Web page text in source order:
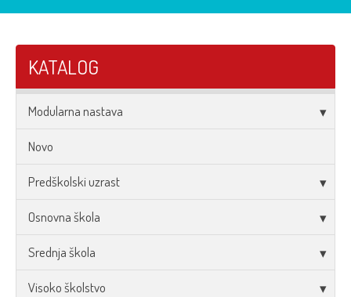
KATALOG
Modularna nastava
Novo
Predškolski uzrast
Osnovna škola
Srednja škola
Visoko školstvo